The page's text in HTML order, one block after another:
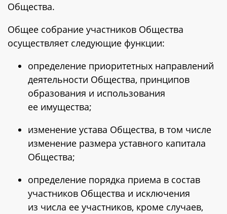
Общества.
Общее собрание участников Общества
осуществляет следующие функции:
определение приоритетных направлений
деятельности Общества, принципов
образования и использования
ее имущества;
изменение устава Общества, в том числе
изменение размера уставного капитала
Общества;
определение порядка приема в состав
участников Общества и исключения
из числа ее участников, кроме случаев,